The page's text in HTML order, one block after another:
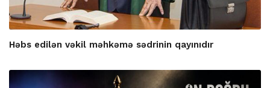
Həbs edilən vəkil məhkəmə sədrinin qayınıdır